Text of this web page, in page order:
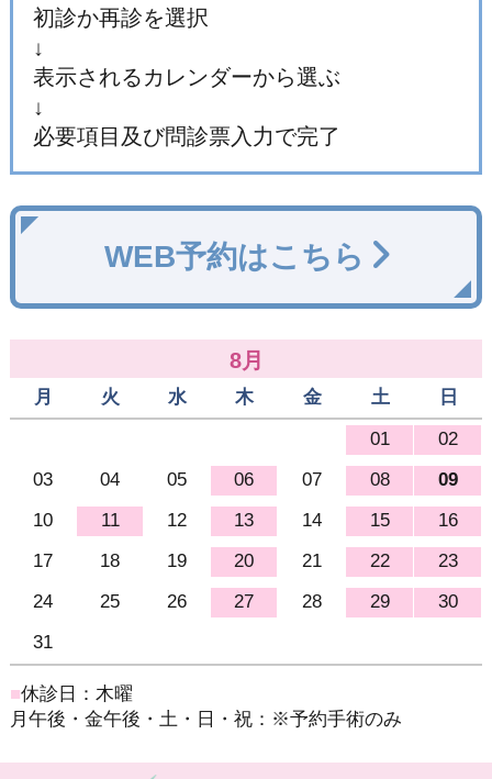
初診か再診を選択
↓
表示されるカレンダーから選ぶ
↓
必要項目及び問診票入力で完了
WEB予約はこちら
8月
月 火 水 木 金 土
日
01
02
03
04 05 06 07 08
09
10
11 12 13 14 15
16
17
18 19 20 21 22
23
24
25 26 27 28 29
30
31
■休診日：木曜
月午後・金午後・土・日・祝：※予約手術のみ